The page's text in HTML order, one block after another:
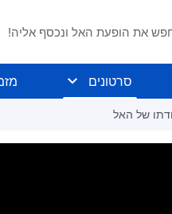
את הופעת האל ונכסף אליה!
סרטונים
של האל